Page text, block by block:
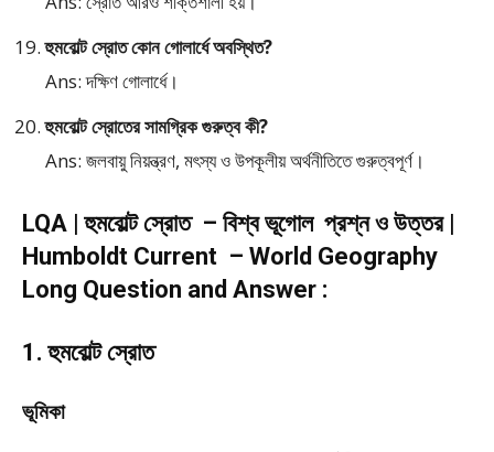
হুমবোল্ট স্রোত কোন গোলার্ধে অবস্থিত?
Ans: দক্ষিণ গোলার্ধে।
হুমবোল্ট স্রোতের সামগ্রিক গুরুত্ব কী?
Ans: জলবায়ু নিয়ন্ত্রণ, মৎস্য ও উপকূলীয় অর্থনীতিতে গুরুত্বপূর্ণ।
LQA | হুমবোল্ট স্রোত – বিশ্ব ভূগোল প্রশ্ন ও উত্তর |
Humboldt Current – World Geography
Long Question and Answer :
1. হুমবোল্ট স্রোত
ভূমিকা